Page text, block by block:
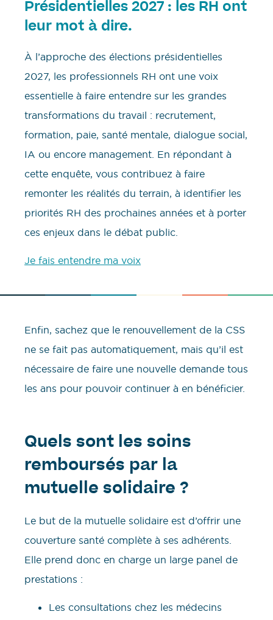
Présidentielles 2027 : les RH ont
leur mot à dire.
À l’approche des élections présidentielles
2027, les professionnels RH ont une voix
essentielle à faire entendre sur les grandes
transformations du travail : recrutement,
formation, paie, santé mentale, dialogue social,
IA ou encore management. En répondant à
cette enquête, vous contribuez à faire
remonter les réalités du terrain, à identifier les
priorités RH des prochaines années et à porter
ces enjeux dans le débat public.
Je fais entendre ma voix
Enfin, sachez que le renouvellement de la CSS
ne se fait pas automatiquement, mais qu’il est
nécessaire de faire une nouvelle demande tous
les ans pour pouvoir continuer à en bénéficier.
Quels sont les soins
remboursés par la
mutuelle solidaire ?
Le but de la mutuelle solidaire est d’offrir une
couverture santé complète à ses adhérents.
Elle prend donc en charge un large panel de
prestations :
Les consultations chez les médecins